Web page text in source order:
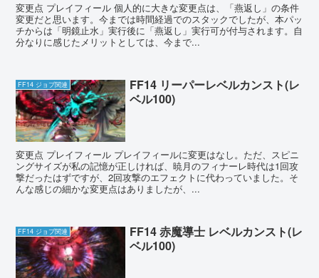
変更点 プレイフィール 個人的に大きな変更点は、「燕返し」の条件
変更だと思います。今までは時間経過でのスタックでしたが、本パッ
チからは「明鏡止水」実行後に「燕返し」実行可が付与されます。自
分なりに感じたメリットとしては、今まで...
FF14 ジョブ関連
FF14 リーパーレベルカンスト(レ
ベル100)
変更点 プレイフィール プレイフィールに変更はなし。ただ、スピニ
ングサイズが私の記憶が正しければ、暁月のフィナーレ時代は1回攻
撃だったはずですが、2回攻撃のエフェクトに代わっていました。そ
んな感じの細かな変更点はありましたが、...
FF14 ジョブ関連
FF14 赤魔導士 レベルカンスト(レ
ベル100)